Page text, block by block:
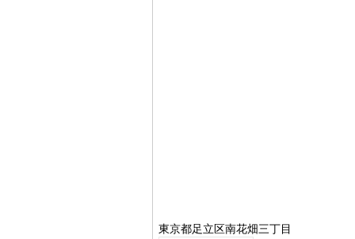
東京都足立区南花畑三丁目